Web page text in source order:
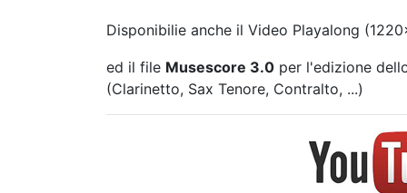
Disponibilie anche il Video Playalong
ed il file Musescore 3.0 per l'edizione
(Clarinetto, Sax Tenore, Contralto, ...)